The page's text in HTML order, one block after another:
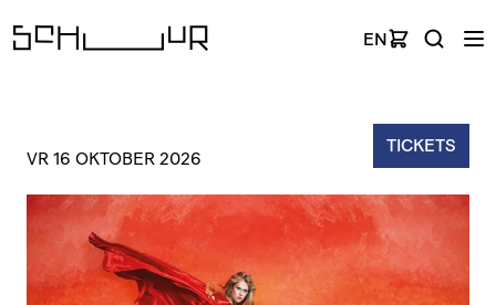
EN
TICKETS
VR 16 OKTOBER 2026